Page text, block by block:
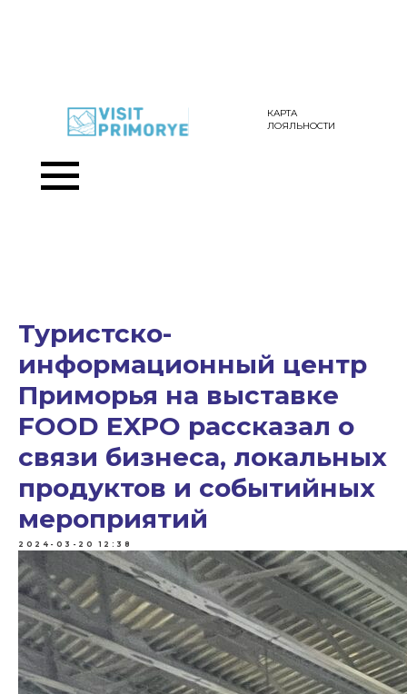
КАРТА
ЛОЯЛЬНОСТИ
Туристско-
информационный центр
Приморья на выставке
FOOD EXPO рассказал о
связи бизнеса, локальных
продуктов и событийных
мероприятий
2024-03-20 12:38